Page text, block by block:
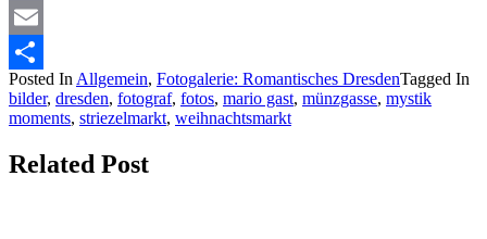
Mastodon
Email
Teilen
Posted In Allgemein, Fotogalerie: Romantisches DresdenTagged In
bilder, dresden, fotograf, fotos, mario gast, münzgasse, mystik
moments, striezelmarkt, weihnachtsmarkt
Related Post